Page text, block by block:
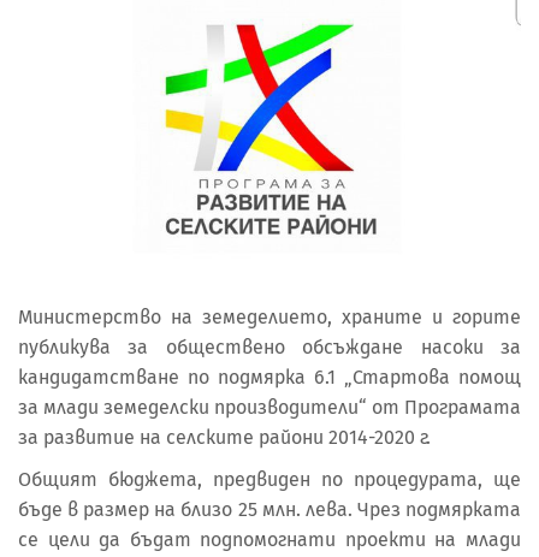
Министерство на земеделието, храните и горите
публикува за обществено обсъждане насоки за
кандидатстване по подмярка 6.1 „Стартова помощ
за млади земеделски производители“ от Програмата
за развитие на селските райони 2014-2020 г.
Общият бюджета, предвиден по процедурата, ще
бъде в размер на близо 25 млн. лева. Чрез подмярката
се цели да бъдат подпомогнати проекти на млади